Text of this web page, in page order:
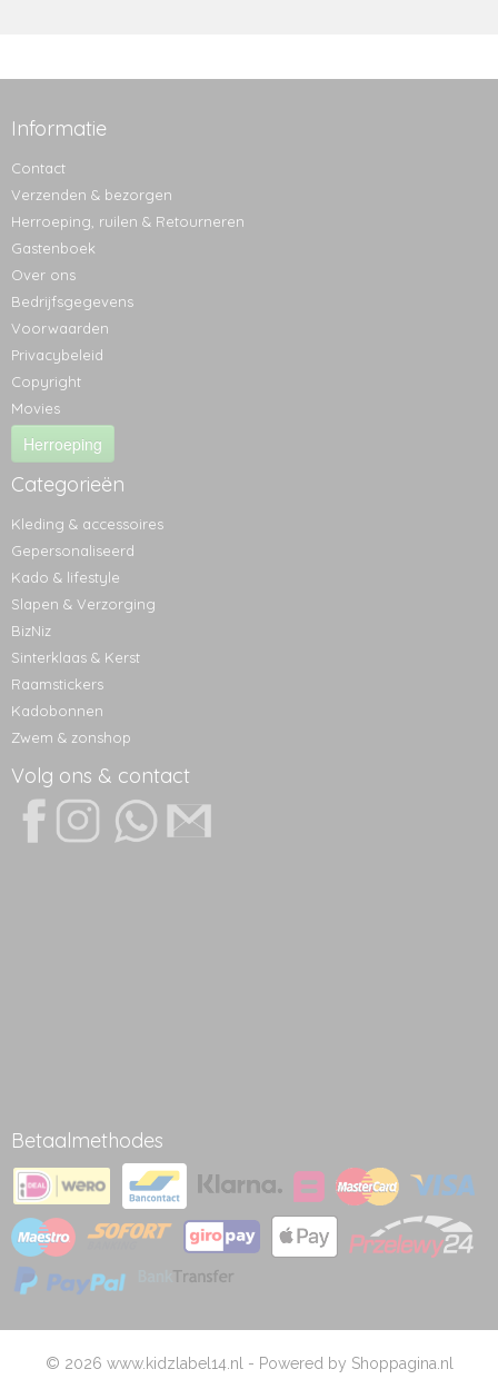
Informatie
Contact
Verzenden & bezorgen
Herroeping, ruilen & Retourneren
Gastenboek
Over ons
Bedrijfsgegevens
Voorwaarden
Privacybeleid
Copyright
Movies
Herroeping
Categorieën
Kleding & accessoires
Gepersonaliseerd
Kado & lifestyle
Slapen & Verzorging
BizNiz
Sinterklaas & Kerst
Raamstickers
Kadobonnen
Zwem & zonshop
Volg ons & contact
Betaalmethodes
© 2026 www.kidzlabel14.nl - Powered by Shoppagina.nl